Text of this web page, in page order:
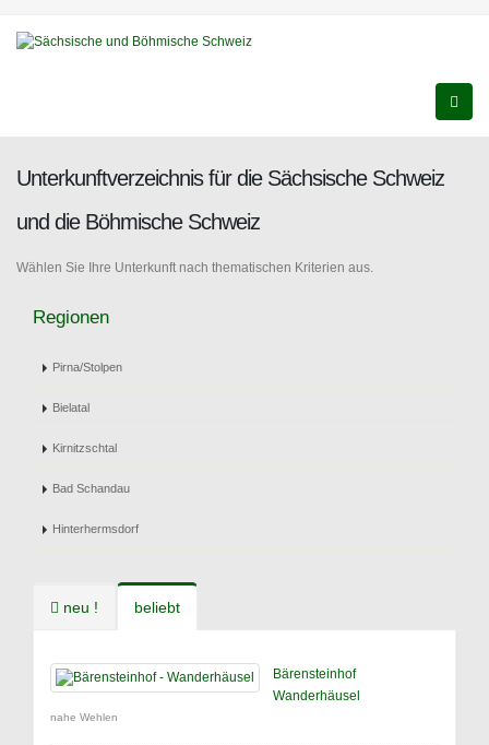
Unterkunftverzeichnis für die Sächsische Schweiz
und die Böhmische Schweiz
Wählen Sie Ihre Unterkunft nach thematischen Kriterien aus.
Regionen
Pirna/Stolpen
Bielatal
Kirnitzschtal
Bad Schandau
Hinterhermsdorf
neu ! beliebt
Bärensteinhof
Wanderhäusel
nahe Wehlen